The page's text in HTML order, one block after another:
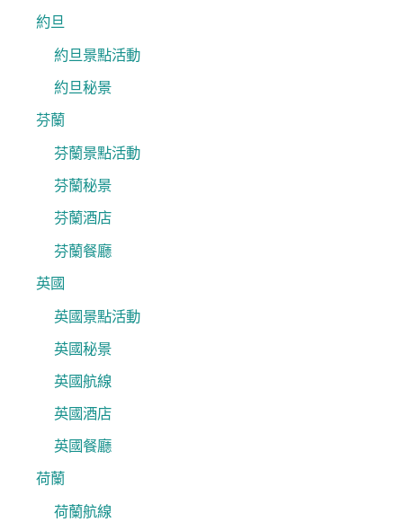
約旦
約旦景點活動
約旦秘景
芬蘭
芬蘭景點活動
芬蘭秘景
芬蘭酒店
芬蘭餐廳
英國
英國景點活動
英國秘景
英國航線
英國酒店
英國餐廳
荷蘭
荷蘭航線